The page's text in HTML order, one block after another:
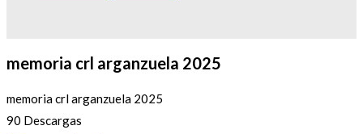
memoria crl arganzuela 2025
memoria crl arganzuela 2025
90 Descargas